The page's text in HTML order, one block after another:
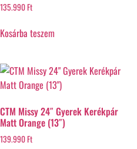
135.990Ft
Kosárba teszem
CTM Missy 24″ Gyerek Kerékpár
Matt Orange (13″)
139.990Ft